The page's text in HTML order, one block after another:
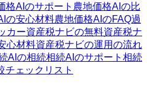
格AIのサポート 農地価格AIの比
の安心材料農地価格AIのFAQ過
カー資産税ナビの無料資産税ナ
心材料資産税ナビの運用の流れ
AIの相続相続AIのサポート 相続
チェックリスト